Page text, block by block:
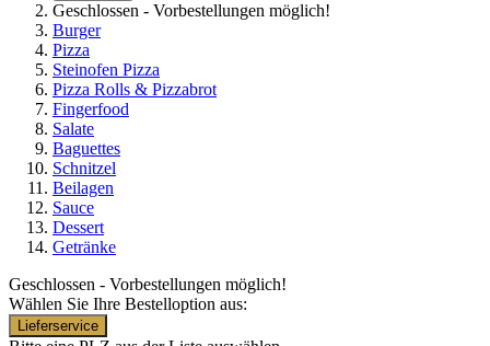
Geschlossen - Vorbestellungen möglich!
Burger
Pizza
Steinofen Pizza
Pizza Rolls & Pizzabrot
Fingerfood
Salate
Baguettes
Schnitzel
Beilagen
Sauce
Dessert
Getränke
Geschlossen - Vorbestellungen möglich!
Wählen Sie Ihre Bestelloption aus:
Lieferservice